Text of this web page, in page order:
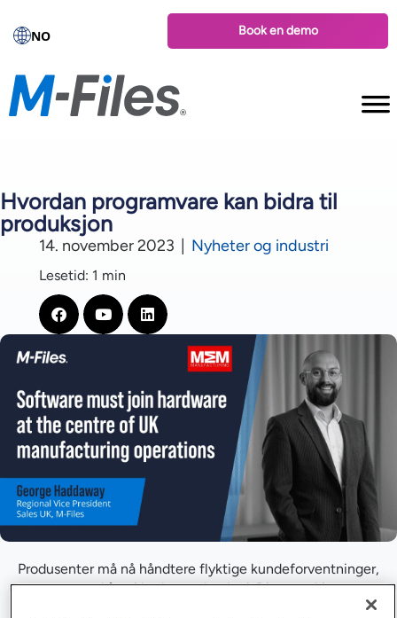
NO Book en demo
Hvordan programvare kan bidra til
produksjon
14. november 2023 Nyheter og industri
Lesetid: 1 min
Produsenter må nå håndtere flyktige kundeforventninger,
sammen med å ta i bruk ny teknologi. Disse endringene
har presset viktigheten av programvare i forkant sammen